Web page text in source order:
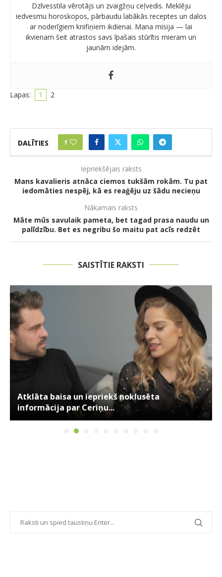
Dzīvesstila vērotājs un zvaigžņu ceļvedis. Meklēju
iedvesmu horoskopos, pārbaudu labākās receptes un dalos
ar noderīgiem knifiņiem ikdienai. Mana misija — lai
ikvienam šeit atrastos savs īpašais stūrītis mieram un
jaunām idejām.
Lapas: 1 2
DALĪTIES 1
Iepriekšējais raksts
Mans kavalieris atnāca ciemos tukšām rokām. Tu pat
iedomāties nespēj, kā es reaģēju uz šādu necieņu
Nākamais raksts
Māte mūs savulaik pameta, bet tagad prasa naudu un
palīdzību. Bet es negribu šo maitu pat acīs redzēt
SAISTĪTIE RAKSTI
Atklāta baisa un iepriekš noklusēta
informācija par Ceriņu...